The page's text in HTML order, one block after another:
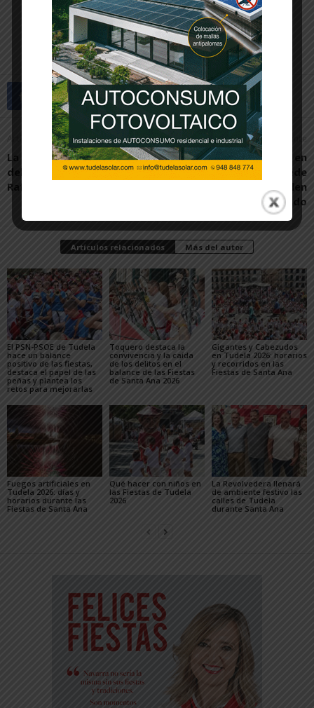
Artículo anterior
La tudelana María Trujillo
debuta en el Master del
Rafa Nadal Tour
Artículo siguiente
Cumbre del Clima en
Egipto, ¿qué se puede
esperar?, por Julen
Rekondo
Artículos relacionados Más del autor
El PSN-PSOE de Tudela
hace un balance
positivo de las fiestas,
destaca el papel de las
peñas y plantea los
retos para mejorarlas
Toquero destaca la
convivencia y la caída
de los delitos en el
balance de las Fiestas
de Santa Ana 2026
Gigantes y Cabezudos
en Tudela 2026: horarios
y recorridos en las
Fiestas de Santa Ana
Fuegos artificiales en
Tudela 2026: días y
horarios durante las
Fiestas de Santa Ana
Qué hacer con niños en
las Fiestas de Tudela
2026
La Revolvedera llenará
de ambiente festivo las
calles de Tudela
durante Santa Ana